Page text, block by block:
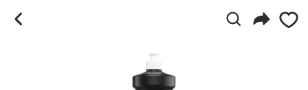
SONAX PROFILINE SP